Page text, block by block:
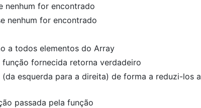
nenhum for encontrado
nenhum for encontrado
a todos elementos do Array
fornecida retorna verdadeiro
esquerda para a direita) de forma a reduzi-los a
passada pela função